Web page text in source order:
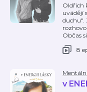
Oldřich
uvádějí
duchu".
Občas
8
v